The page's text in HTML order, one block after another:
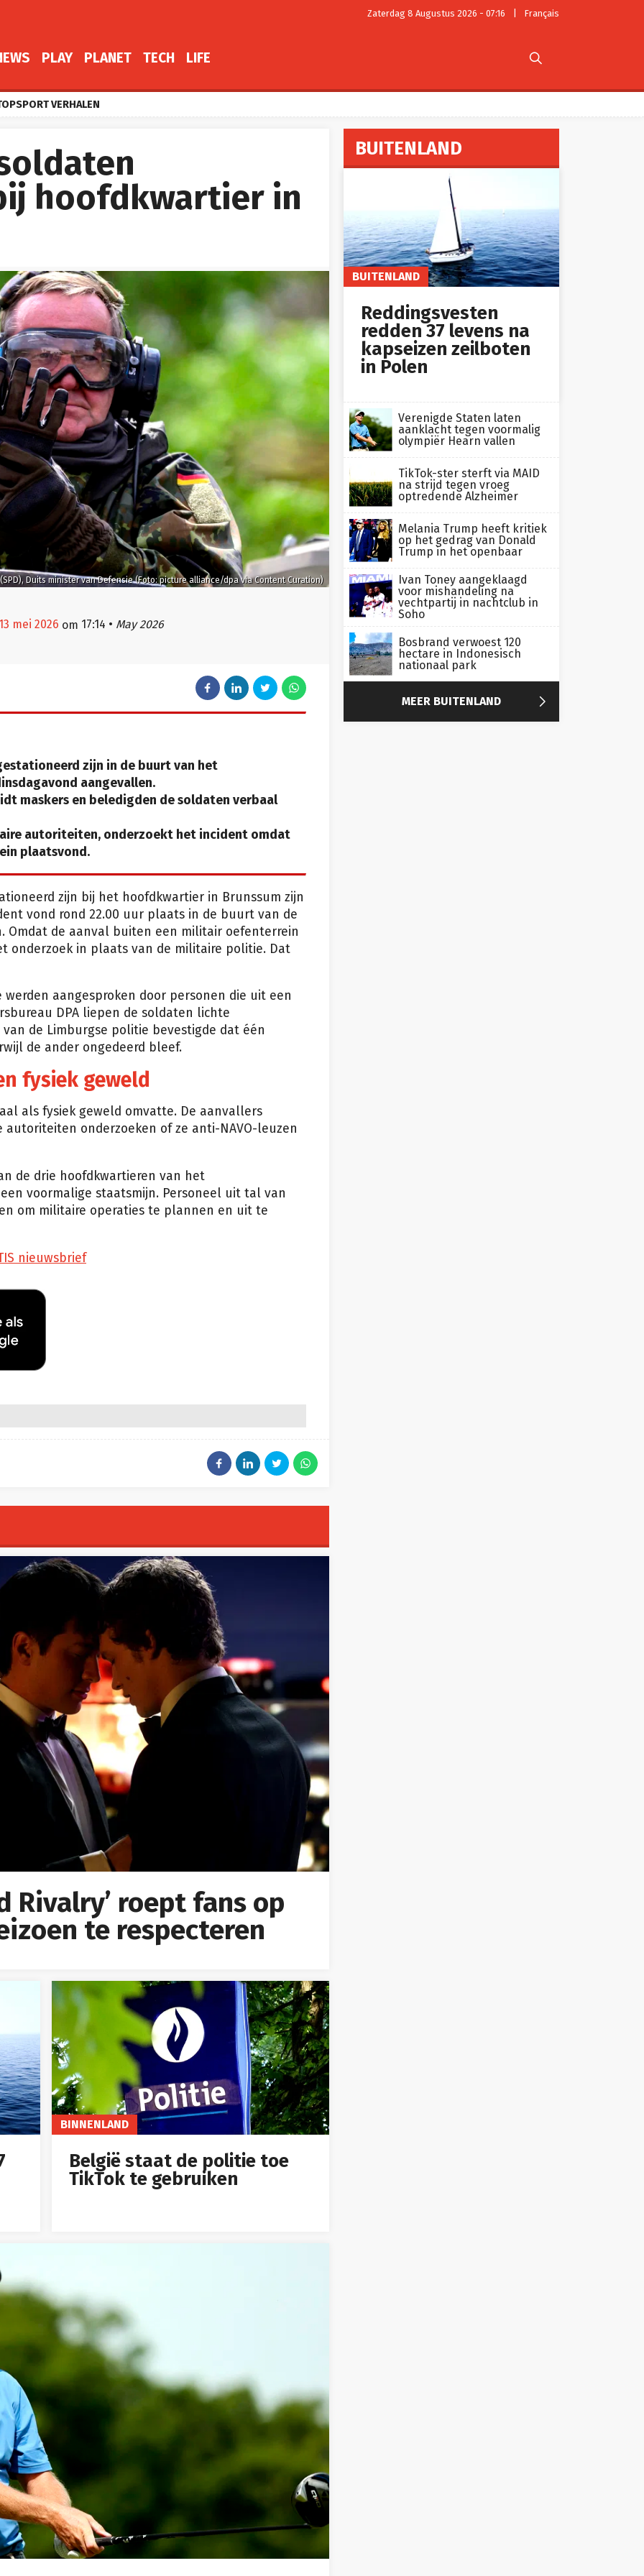
Zaterdag 8 Augustus 2026 - 07:16 Français
PLAY PLANET TECH LIFE 
VERHALEN
hoofdkwartier in
Duits minister van Defensie (Foto: picture alliance/dpa via Content Curation)
mei 2026 om 17:14 • May 2026
zijn in de buurt van het
aangevallen.
maskers en beledigden de soldaten verbaal
autoriteiten, onderzoekt het incident omdat
plaatsvond.
zijn bij het hoofdkwartier in Brunssum zijn
vond rond 22.00 uur plaats in de buurt van de
Omdat de aanval buiten een militair oefenterrein
onderzoek in plaats van de militaire politie. Dat
aangesproken door personen die uit een
DPA liepen de soldaten lichte
de Limburgse politie bevestigde dat één
de ander ongedeerd bleef.
fysiek geweld
als fysiek geweld omvatte. De aanvallers
onderzoeken of ze anti-NAVO-leuzen
de drie hoofdkwartieren van het
voormalige staatsmijn. Personeel uit tal van
om militaire operaties te plannen en uit te
nieuwsbrief
Rivalry’ roept fans op
te respecteren
BINNENLAND
België staat de politie toe
TikTok te gebruiken
BUITENLAND
BUITENLAND
Reddingsvesten
redden 37 levens na
kapseizen zeilboten
in Polen
Verenigde Staten laten
aanklacht tegen voormalig
olympiër Hearn vallen
TikTok-ster sterft via MAID
na strijd tegen vroeg
optredende Alzheimer
Melania Trump heeft kritiek
op het gedrag van Donald
Trump in het openbaar
Ivan Toney aangeklaagd
voor mishandeling na
vechtpartij in nachtclub in
Soho
Bosbrand verwoest 120
hectare in Indonesisch
nationaal park
MEER BUITENLAND 